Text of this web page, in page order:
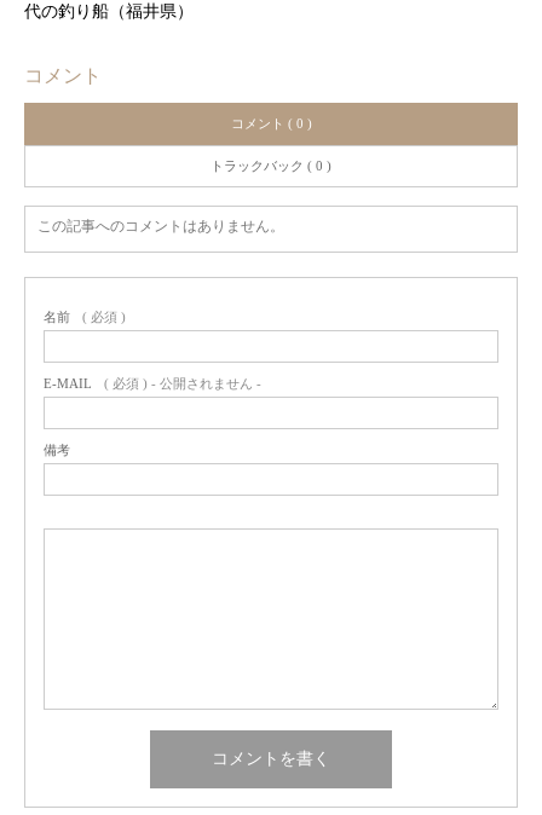
代の釣り船（福井県）
コメント
コメント ( 0 )
トラックバック ( 0 )
この記事へのコメントはありません。
名前 ( 必須 )
E-MAIL ( 必須 ) - 公開されません -
備考